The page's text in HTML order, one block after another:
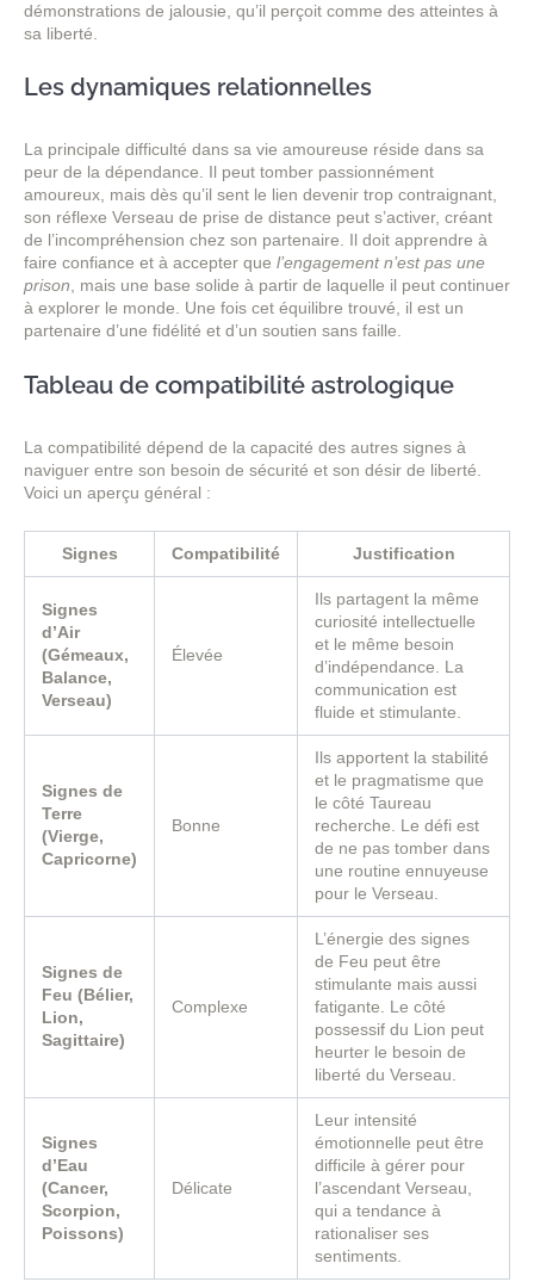
démonstrations de jalousie, qu’il perçoit comme des atteintes à
sa liberté.
Les dynamiques relationnelles
La principale difficulté dans sa vie amoureuse réside dans sa
peur de la dépendance. Il peut tomber passionnément
amoureux, mais dès qu’il sent le lien devenir trop contraignant,
son réflexe Verseau de prise de distance peut s’activer, créant
de l’incompréhension chez son partenaire. Il doit apprendre à
faire confiance et à accepter que l’engagement n’est pas une
prison, mais une base solide à partir de laquelle il peut continuer
à explorer le monde. Une fois cet équilibre trouvé, il est un
partenaire d’une fidélité et d’un soutien sans faille.
Tableau de compatibilité astrologique
La compatibilité dépend de la capacité des autres signes à
naviguer entre son besoin de sécurité et son désir de liberté.
Voici un aperçu général :
Signes Compatibilité Justification
Signes
d’Air
(Gémeaux,
Balance,
Verseau)
Élevée
Ils partagent la même
curiosité intellectuelle
et le même besoin
d’indépendance. La
communication est
fluide et stimulante.
Signes de
Terre
(Vierge,
Capricorne)
Bonne
Ils apportent la stabilité
et le pragmatisme que
le côté Taureau
recherche. Le défi est
de ne pas tomber dans
une routine ennuyeuse
pour le Verseau.
Signes de
Feu (Bélier,
Lion,
Sagittaire)
Complexe
L’énergie des signes
de Feu peut être
stimulante mais aussi
fatigante. Le côté
possessif du Lion peut
heurter le besoin de
liberté du Verseau.
Signes
d’Eau
(Cancer,
Scorpion,
Poissons)
Délicate
Leur intensité
émotionnelle peut être
difficile à gérer pour
l’ascendant Verseau,
qui a tendance à
rationaliser ses
sentiments.